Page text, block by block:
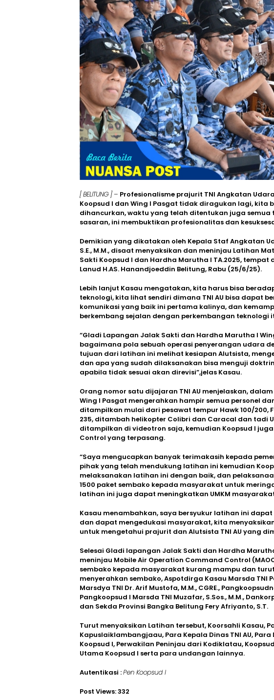
[ BELITUNG ] – Profesionalisme prajurit TNI Angkatan
Koopsud I dan Wing I Pasgat tidak diragukan lagi,
dihancurkan, waktu yang telah ditentukan juga
sasaran, ini membuktikan profesionalitas dan
Demikian yang dikatakan oleh Kepala Staf Angkatan
S.E., M.M., disaat menyaksikan dan meninjau Latihan
Sakti Koopsud I dan Hardha Marutha I TA.2025, tempat
Lanud H.AS. Hanandjoeddin Belitung, Rabu (25/6/25).
Lebih lanjut Kasau mengatakan, kita harus bisa
teknologi, kita lihat sendiri dimana TNI AU bisa dapat
komunikasi yang baik ini pertama kalinya, dan
berkembang sejalan dengan perkembangan teknologi
“Gladi Lapangan Jalak Sakti dan Hardha Marutha I
bagaimana pola sebuah operasi penyerangan udara
tujuan dari latihan ini melihat kesiapan Alutsista,
dan apa yang sudah dilaksanakan bisa menguji
apabila tidak sesuai akan direvisi”,jelas Kasau.
Orang nomor satu dijajaran TNI AU menjelaskan,
Wing I Pasgat mengerahkan hampir semua personel
ditampilkan mulai dari pesawat tempur Hawk 100/200,
235, ditambah helikopter Colibri dan Caracal dan tadi
ditampilkan di videotron saja, kemudian Koopsud I
Control yang terpasang.
“Saya mengucapkan banyak terimakasih kepada
pihak yang telah mendukung latihan ini kemudian
melaksanakan latihan ini dengan baik, dan
1500 paket sembako kepada masyarakat untuk
latihan ini juga dapat meningkatkan UMKM
Kasau menambahkan, saya bersyukur latihan ini
dan dapat mengedukasi masyarakat, kita
untuk mengetahui prajurit dan Alutsista TNI AU yang
Selesai Gladi lapangan Jalak Sakti dan Hardha
meninjau Mobile Air Operation Command Control
sembako kepada masyarakat kurang mampu dan
menyerahkan sembako, Aspotdirga Kasau Marsda TNI
Marsdya TNI Dr. Arif Mustofa, M.M., CGRE.,
Pangkoopsud I Marsda TNI Muzafar, S.Sos., M.M.,
dan Sekda Provinsi Bangka Belitung Fery Afriyanto, S.T.
Turut menyaksikan Latihan tersebut, Koorsahli Kasau,
Kapuslaiklambangjaau, Para Kepala Dinas TNI AU,
Koopsud I, Perwakilan Peninjau dari Kodiklatau,
Utama Koopsud I serta para undangan lainnya.
Autentikasi :Pen Koopsud I
Post Views:332